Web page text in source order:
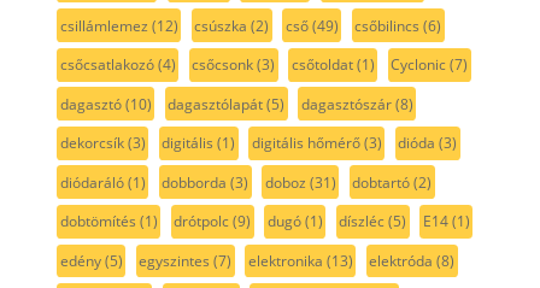
csillámlemez (12) csúszka (2) cső(49) csőbilincs (6)
csőcsatlakozó(4) csőcsonk(3) csőtoldat(1) Cyclonic(7)
dagasztó(10) dagasztólapát(5) dagasztószár(8)
dekorcsík(3) digitális (1) digitális hőmérő(3) dióda (3)
diódaráló(1) dobborda (3) doboz (31) dobtartó(2)
dobtömítés (1) drótpolc(9) dugó(1) díszléc(5) E14(1)
edény(5) egyszintes (7) elektronika (13) elektróda (8)